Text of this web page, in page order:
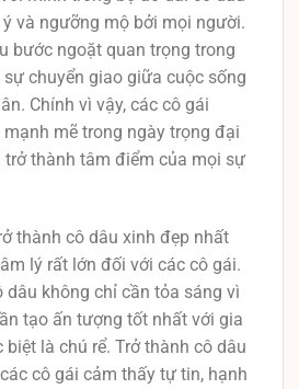
và ngưỡng mộ bởi mọi người.
bước ngoặt quan trọng trong
chuyển giao giữa cuộc sống
Chính vì vậy, các cô gái
mẽ trong ngày trọng đại
trở thành tâm điểm của mọi sự
thành cô dâu xinh đẹp nhất
lý rất lớn đối với các cô gái.
dâu không chỉ cần tỏa sáng vì
tạo ấn tượng tốt nhất với gia
là chú rể. Trở thành cô dâu
cô gái cảm thấy tự tin, hạnh